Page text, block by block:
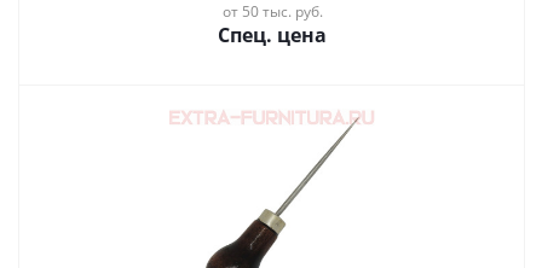
от 50 тыс. руб.
Спец. цена